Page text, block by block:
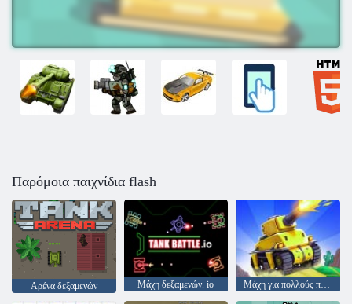
Παρόμοια παιχνίδια flash
Αρένα δεξαμενών Μάχη δεξαμενών. io Μάχη για πολλούς παίκτες